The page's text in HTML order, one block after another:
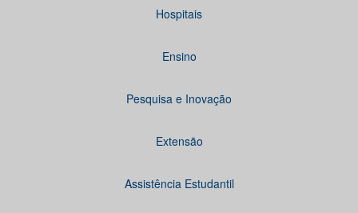
Hospitais
Ensino
Pesquisa e Inovação
Extensão
Assistência Estudantil